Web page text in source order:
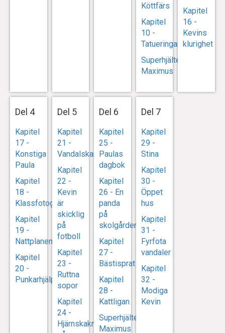
Köttfärs
Kapitel
10 -
Tatueringarna
Superhjälten
Maximus
Kapitel
16 -
Kevins
klurighet
Del 4
Kapitel
17 -
Konstiga
Paula
Kapitel
18 -
Klassfotografiet
Kapitel
19 -
Nattplanen
Kapitel
20 -
Punkarhjälpen
Del 5
Kapitel
21 -
Vandalskandalen
Kapitel
22 -
Kevin
är
skicklig
på
fotboll
Kapitel
23 -
Ruttna
sopor
Kapitel
24 -
Hjärnskakning
Del 6
Kapitel
25 -
Paulas
dagbok
Kapitel
26 - En
panda
på
skolgården
Kapitel
27 -
Bästisprat
Kapitel
28 -
Kattligan
Superhjälten
Maximus
Del 7
Kapitel
29 -
Stina
Kapitel
30 -
Öppet
hus
Kapitel
31 -
Fyrfota
vandaler
Kapitel
32 -
Modiga
Kevin